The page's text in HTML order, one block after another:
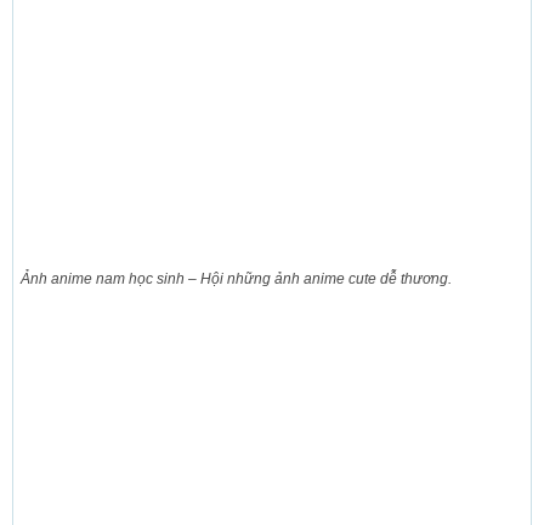
Ảnh anime nam học sinh – Hội những ảnh anime cute dễ thương.